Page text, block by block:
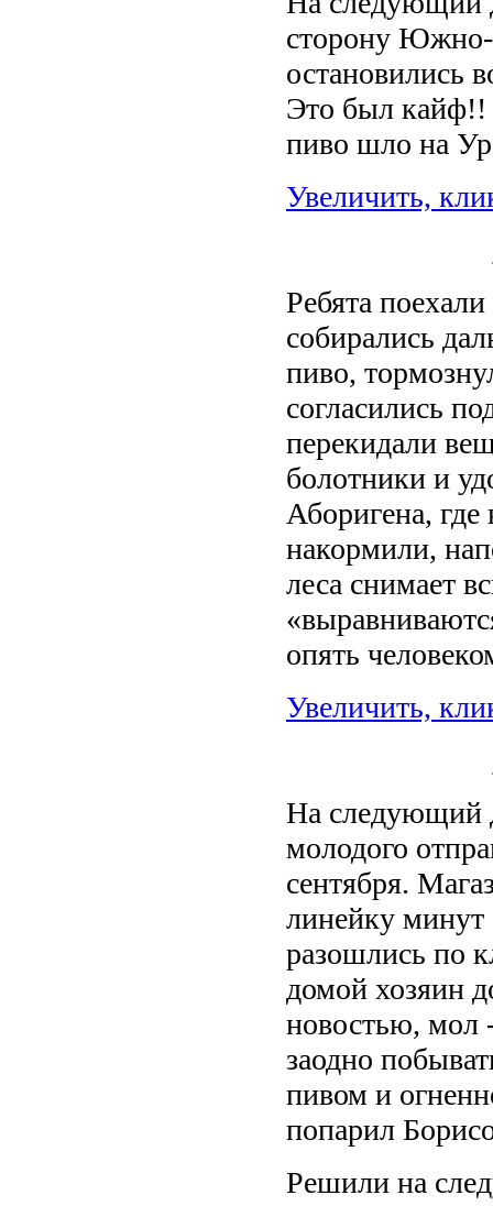
сторону
остановились
Это был кайф!!
пиво шло на
Увеличить,
Ребята
собирались
пиво,
согласились
перекидали
болотники и
Аборигена, где
накормили,
леса снимает
опять
Увеличить,
На следующий
молодого
сентября.
линейку минут
разошлись по
домой хозяин
новостью, мол
заодно
пивом и
попарил
Решили на